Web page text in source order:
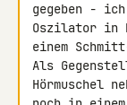
gegeben -
Oszilator in
einem
Als
Hörmuschel